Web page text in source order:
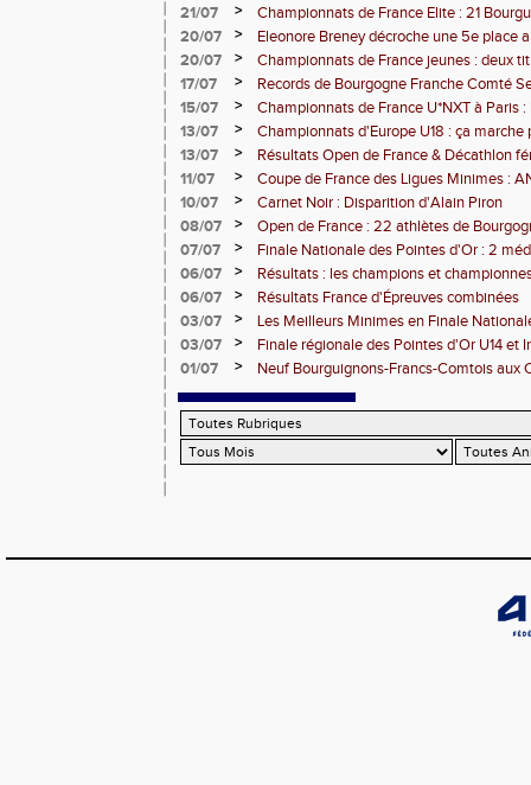
21/07
>
Championnats de France Elite : 21
l'assaut d'Albi
20/07 >
Eleonore Breney décroche une 5e place
d'Europe U18
20/07 >
Championnats de France jeunes : deux
de médailles pour la BFC
17/07 >
Records de Bourgogne Franche Comté
15/07
>
Championnats de France U*NXT à Paris
Comté en force
13/07 >
Championnats d'Europe U18 : ça marche
13/07
>
Résultats Open de France & Décathlon
Bourguignons-Francs-Comtois sur le
11/07 >
Coupe de France des Ligues Minimes :
10/07
>
Carnet Noir : Disparition d'Alain Piron
08/07
>
Open de France : 22 athlètes de
clubs) engagés
07/07 >
Finale Nationale des Pointes d'Or : 2
DUC
06/07 >
Résultats : les champions et
Dijon
06/07 >
Résultats France d'Épreuves combinées
03/07
>
Les Meilleurs Minimes en Finale
03/07
>
Finale régionale des Pointes d'Or U14 et
01/07
>
Neuf Bourguignons-Francs-Comtois aux